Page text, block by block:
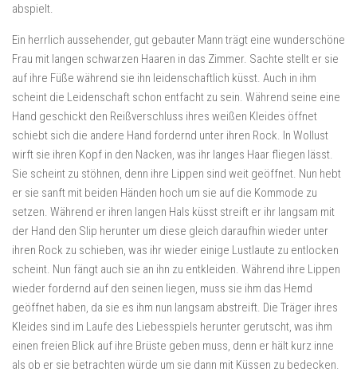
abspielt.
Ein herrlich aussehender, gut gebauter Mann trägt eine wunderschöne
Frau mit langen schwarzen Haaren in das Zimmer. Sachte stellt er sie
auf ihre Füße während sie ihn leidenschaftlich küsst. Auch in ihm
scheint die Leidenschaft schon entfacht zu sein. Während seine eine
Hand geschickt den Reißverschluss ihres weißen Kleides öffnet
schiebt sich die andere Hand fordernd unter ihren Rock. In Wollust
wirft sie ihren Kopf in den Nacken, was ihr langes Haar fliegen lässt.
Sie scheint zu stöhnen, denn ihre Lippen sind weit geöffnet. Nun hebt
er sie sanft mit beiden Händen hoch um sie auf die Kommode zu
setzen. Während er ihren langen Hals küsst streift er ihr langsam mit
der Hand den Slip herunter um diese gleich daraufhin wieder unter
ihren Rock zu schieben, was ihr wieder einige Lustlaute zu entlocken
scheint. Nun fängt auch sie an ihn zu entkleiden. Während ihre Lippen
wieder fordernd auf den seinen liegen, muss sie ihm das Hemd
geöffnet haben, da sie es ihm nun langsam abstreift. Die Träger ihres
Kleides sind im Laufe des Liebesspiels herunter gerutscht, was ihm
einen freien Blick auf ihre Brüste geben muss, denn er hält kurz inne
als ob er sie betrachten würde um sie dann mit Küssen zu bedecken.